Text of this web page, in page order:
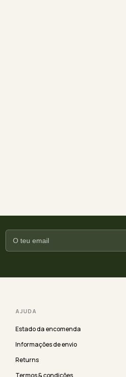
AJUDA
Estado da encomenda
Informações de envio
Returns